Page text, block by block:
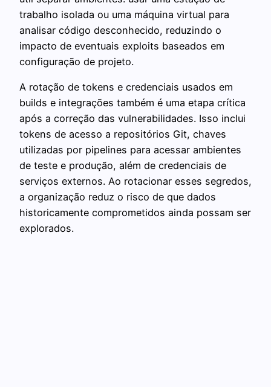
trabalho isolada ou uma máquina virtual para
analisar código desconhecido, reduzindo o
impacto de eventuais exploits baseados em
configuração de projeto.
A rotação de tokens e credenciais usados em
builds e integrações também é uma etapa crítica
após a correção das vulnerabilidades. Isso inclui
tokens de acesso a repositórios Git, chaves
utilizadas por pipelines para acessar ambientes
de teste e produção, além de credenciais de
serviços externos. Ao rotacionar esses segredos,
a organização reduz o risco de que dados
historicamente comprometidos ainda possam ser
explorados.